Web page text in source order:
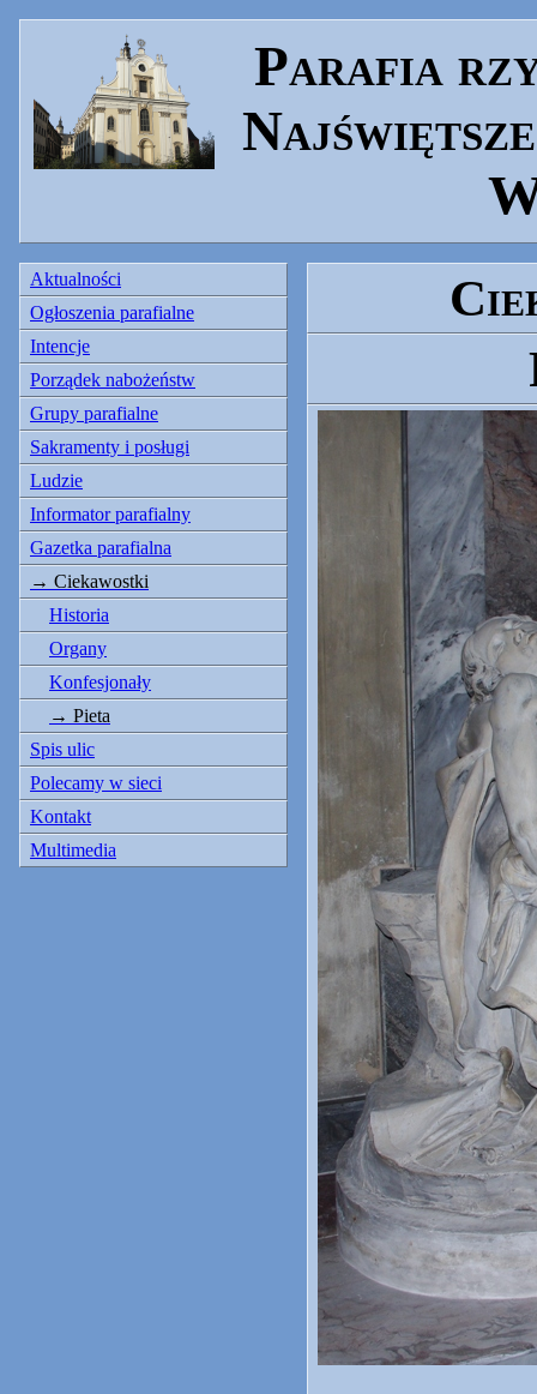
Parafia
Aktualności
Ogłoszenia parafialne
Intencje
Porządek nabożeństw
Grupy parafialne
Sakramenty i posługi
Ludzie
Informator parafialny
Gazetka parafialna
Ciekawostki
Historia
Organy
Konfesjonały
Pieta
Spis ulic
Polecamy w sieci
Kontakt
Multimedia